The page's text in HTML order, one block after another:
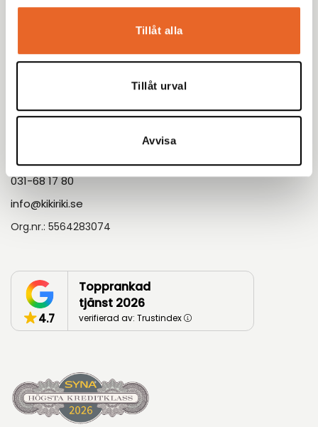
Tillåt alla
Tillåt urval
Avvisa
Kundinformation
Om oss
031-68 17 80
info@kikiriki.se
Org.nr.: 5564283074
4.7
Topprankad
tjänst 2026
verifierad av: Trustindex